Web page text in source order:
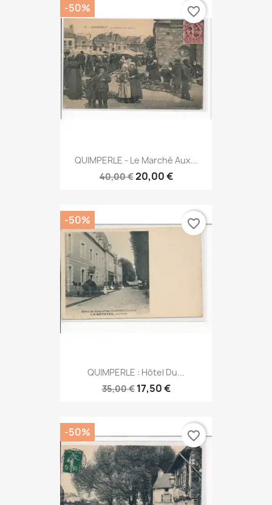
QUIMPERLE - Le Marché Aux...
40,00 €20,00 €
-50% favorite_border
QUIMPERLE : Hôtel Du...
35,00 € 17,50 €
-50% favorite_border
-50% favorite_border